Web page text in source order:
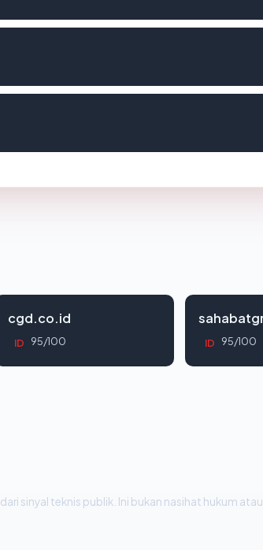
cgd.co.id
ID 95/100 ID 95/100
sinyal teknis publik. Ini bukan nasihat hukum atau